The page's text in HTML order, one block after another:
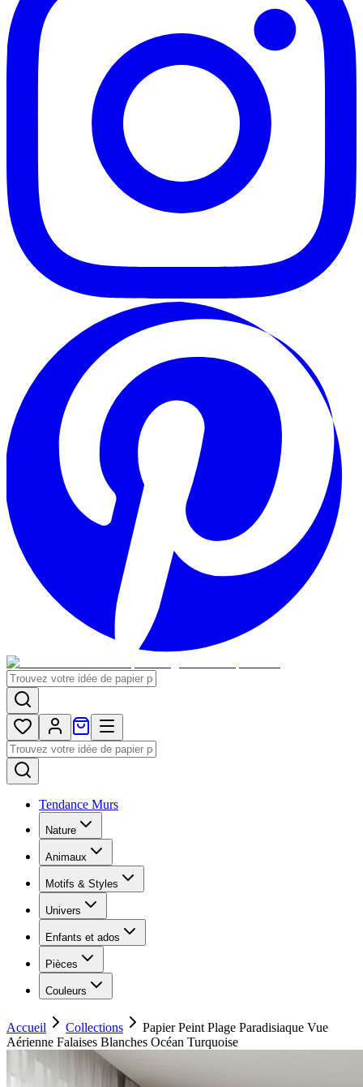
Tendance Murs
Nature
Animaux
Motifs & Styles
Univers
Enfants et ados
Pièces
Couleurs
Accueil Collections
Papier Peint Plage Paradisiaque Vue
Aérienne Falaises Blanches Océan Turquoise